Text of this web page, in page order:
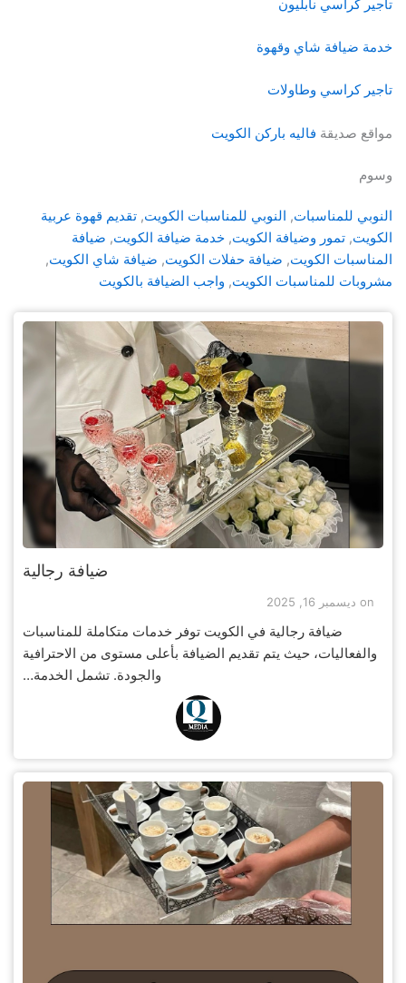
تاجير كراسي نابليون
خدمة ضيافة شاي وقهوة
تاجير كراسي وطاولات
مواقع صديقةفاليه باركن الكويت
وسوم
النوبي للمناسبات, النوبي للمناسبات الكويت, تقديم قهوة عربية
الكويت, تمور وضيافة الكويت, خدمة ضيافة الكويت, ضيافة
المناسبات الكويت, ضيافة حفلات الكويت, ضيافة شاي الكويت,
مشروبات للمناسبات الكويت, واجب الضيافة بالكويت
ضيافة رجالية
on ديسمبر 16, 2025
ضيافة رجالية في الكويت توفر خدمات متكاملة للمناسبات
والفعاليات، حيث يتم تقديم الضيافة بأعلى مستوى من الاحترافية
والجودة. تشمل الخدمة…